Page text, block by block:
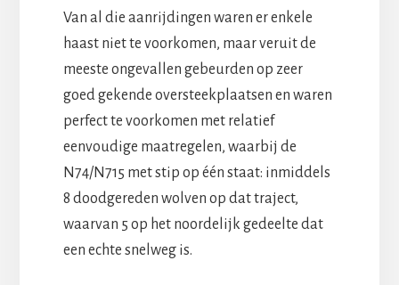
Van al die aanrijdingen waren er enkele
haast niet te voorkomen, maar veruit de
meeste ongevallen gebeurden op zeer
goed gekende oversteekplaatsen en waren
perfect te voorkomen met relatief
eenvoudige maatregelen, waarbij de
N74/N715 met stip op één staat: inmiddels
8 doodgereden wolven op dat traject,
waarvan 5 op het noordelijk gedeelte dat
een echte snelweg is.